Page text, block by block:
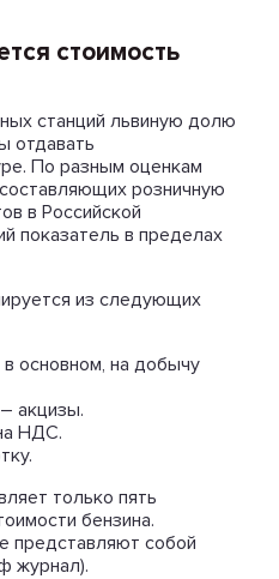
стоимость
станций львиную долю
отдавать
По разным оценкам
розничную
в Российской
показатель в пределах
из следующих
основном, на добычу
акцизы.
НДС.
только пять
бензина.
представляют собой
журнал).